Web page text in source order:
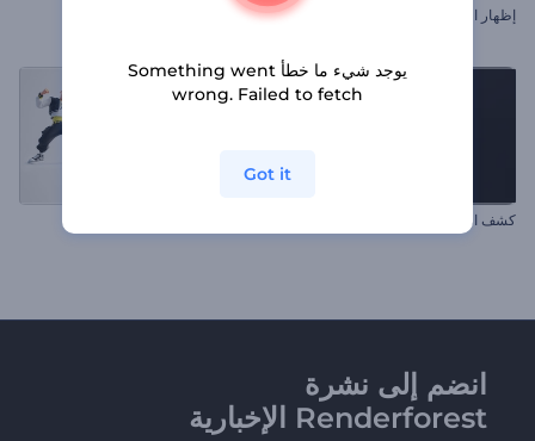
إظهار الشعار عبر السفر بين النجوم تهاني كرات الكريسماس المتدلية
كشف الشعار بالطبقات الكروية
انضم إلى نشرة
Renderforest الإخبارية
يوجد شيء ما خطأ Something went
wrong. Failed to fetch
Got it